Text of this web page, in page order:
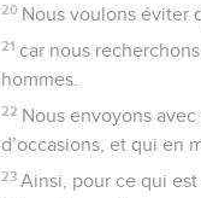
20 Nous voulons éviter
21 car nous
hommes.
22 Nous envoyons
d’occasions, et qui en
23 Ainsi, pour ce qui